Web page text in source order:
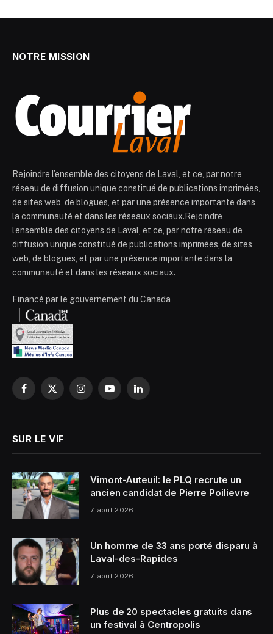
NOTRE MISSION
Rejoindre l’ensemble des citoyens de Laval, et ce, par notre
réseau de diffusion unique constitué de publications imprimées,
de sites web, de blogues, et par une présence importante dans
la communauté et dans les réseaux sociaux.Rejoindre
l’ensemble des citoyens de Laval, et ce, par notre réseau de
diffusion unique constitué de publications imprimées, de sites
web, de blogues, et par une présence importante dans la
communauté et dans les réseaux sociaux.
Financé par le gouvernement du Canada
Facebook
X
InstagramYouTubeLinkedIn
SUR LE VIF
Vimont-Auteuil: le PLQ recrute un
ancien candidat de Pierre Poilievre
7 août 2026
Un homme de 33 ans porté disparu à
Laval-des-Rapides
7 août 2026
Plus de 20 spectacles gratuits dans
un festival à Centropolis